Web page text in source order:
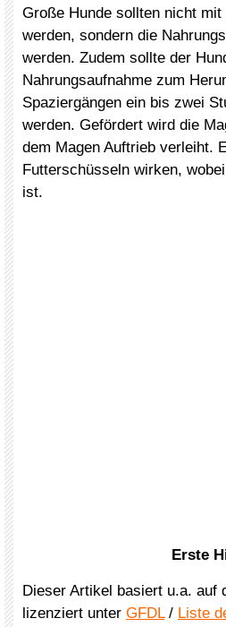
Große Hunde sollten nicht
werden, sondern die
werden. Zudem sollte der
Nahrungsaufnahme zum
Spaziergängen ein bis zwei
werden. Gefördert wird die
dem Magen Auftrieb verleiht.
Futterschüsseln wirken,
ist.
Erste
Dieser Artikel basiert u.a. auf
lizenziert unter GFDL/ Liste